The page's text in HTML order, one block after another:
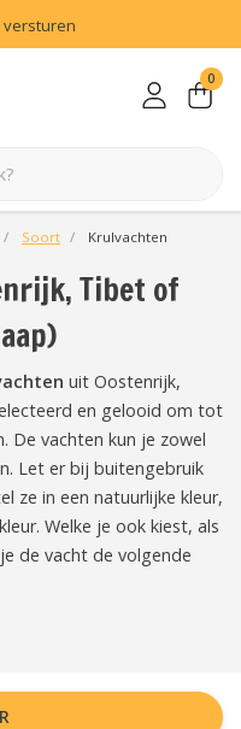
versturen
0
Soort Krulvachten
Tibet of
uit Oostenrijk,
en gelooid om tot
De vachten kun je zowel
Let er bij buitengebruik
ze in een natuurlijke kleur,
Welke je ook kiest, als
de vacht de volgende